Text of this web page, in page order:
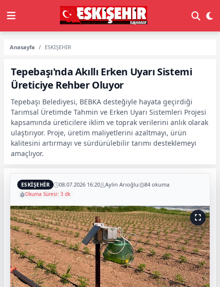
Anasayfa ESKİŞEHİR
Tepebaşı'nda Akıllı Erken Uyarı Sistemi
Üreticiye Rehber Oluyor
Tepebaşı Belediyesi, BEBKA desteğiyle hayata geçirdiği
Tarımsal Üretimde Tahmin ve Erken Uyarı Sistemleri Projesi
kapsamında üreticilere iklim ve toprak verilerini anlık olarak
ulaştırıyor. Proje, üretim maliyetlerini azaltmayı, ürün
kalitesini artırmayı ve sürdürülebilir tarımı desteklemeyi
amaçlıyor.
ESKİŞEHİR 08.07.2026 16:20 Aylin Arıoğlu 84 okuma
Okuma Süresi: 3 dk